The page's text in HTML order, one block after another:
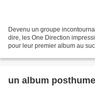
Devenu un groupe
dire, les One Direction
pour leur premier album au
un album